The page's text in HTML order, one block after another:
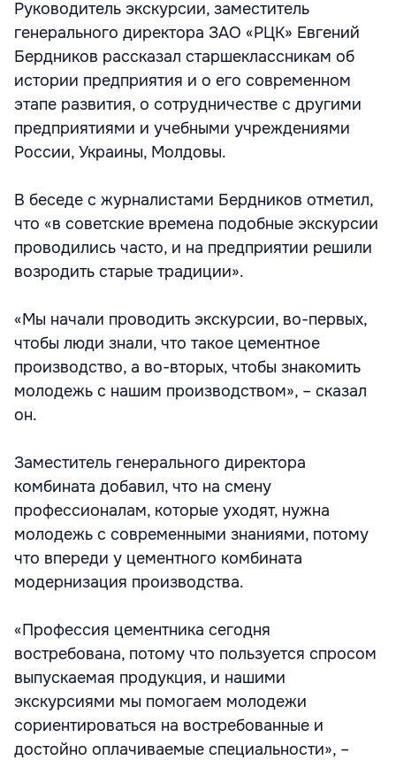
Руководитель экскурсии, заместитель
генерального директора ЗАО «РЦК» Евгений
Бердников рассказал старшеклассникам об
истории предприятия и о его современном
этапе развития, о сотрудничестве с другими
предприятиями и учебными учреждениями
России, Украины, Молдовы.
В беседе с журналистами Бердников отметил,
что «в советские времена подобные экскурсии
проводились часто, и на предприятии решили
возродить старые традиции».
«Мы начали проводить экскурсии, во-первых,
чтобы люди знали, что такое цементное
производство, а во-вторых, чтобы знакомить
молодежь с нашим производством», – сказал
он.
Заместитель генерального директора
комбината добавил, что на смену
профессионалам, которые уходят, нужна
молодежь с современными знаниями, потому
что впереди у цементного комбината
модернизация производства.
«Профессия цементника сегодня
востребована, потому что пользуется спросом
выпускаемая продукция, и нашими
экскурсиями мы помогаем молодежи
сориентироваться на востребованные и
достойно оплачиваемые специальности», –